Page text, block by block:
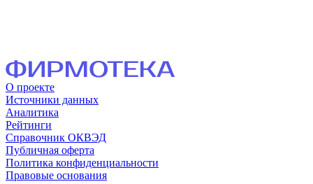
О проекте
Источники данных
Аналитика
Рейтинги
Справочник ОКВЭД
Публичная оферта
Политика конфиденциальности
Правовые основания